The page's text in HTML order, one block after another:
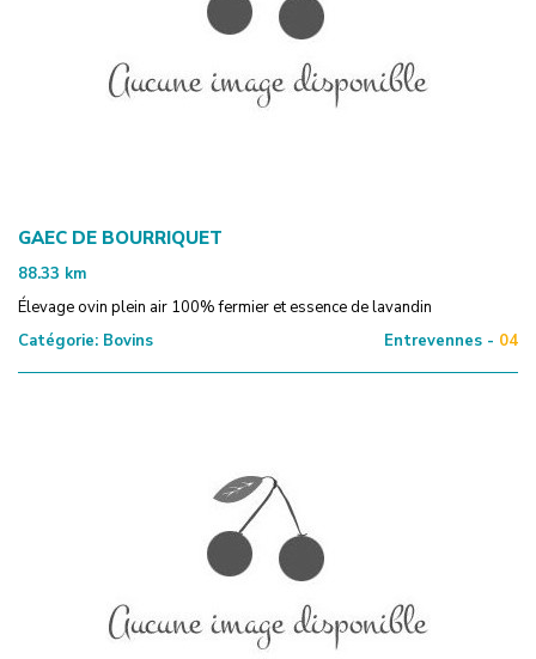
GAEC DE BOURRIQUET
88.33 km
Élevage ovin plein air 100% fermier et essence de lavandin
Catégorie: Bovins Entrevennes - 04